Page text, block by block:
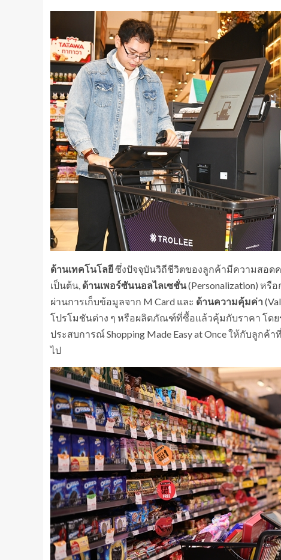
ด้านเทคโนโลยีซึ่งปัจจุบันวิถีชีวิตของลูกค้ามีความสอด
เป็นต้น, ด้านเพอร์ซันนอลไลเซชั่น(Personalization) ห
ผ่านการเก็บข้อมูลจาก M Card และ ด้านความคุ้มค่า
โปรโมชันต่าง ๆ หรือผลิตภัณฑ์ที่ซื้อแล้วคุ้มกับราคา โดยร
ประสบการณ์ Shopping Made Easy at Once ให้กับลูก
ไป